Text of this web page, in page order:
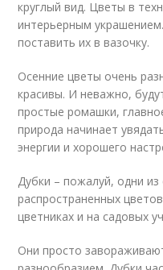
круглый вид. Цветы в
интерьерным
поставить их в вазочку.
Осенние цветы очень
красивы. И неважно,
простые ромашки,
природа начинает
энергии и хорошего
Дубки – пожалуй, одни
распространенных
цветниках и на садовых
Они просто